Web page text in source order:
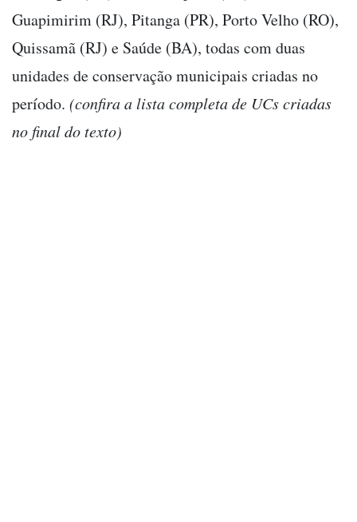
Guapimirim (RJ), Pitanga (PR), Porto Velho (RO),
Quissamã (RJ) e Saúde (BA), todas com duas
unidades de conservação municipais criadas no
período. (confira a lista completa de UCs criadas
no final do texto)